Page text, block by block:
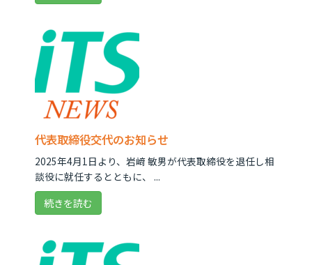
代表取締役交代のお知らせ
2025年4月1日より、岩﨑 敏男が代表取締役を退任し相
談役に就任するとともに、 ...
続きを読む